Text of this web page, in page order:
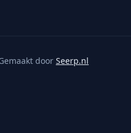
door Seerp.nl